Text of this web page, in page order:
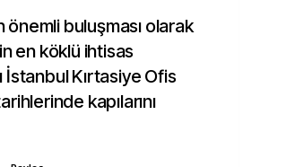
buluşması olarak
en köklü ihtisas
İstanbul Kırtasiye Ofis
kapılarını